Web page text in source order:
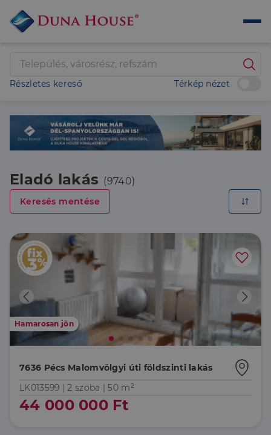
Részletes kereső Térkép nézet
Eladó lakás (9740)
Keresés mentése
Hamarosan jön
7636 Pécs Malomvölgyi úti földszinti lakás
LK013599 |2 szoba | 50 m²
44 000 000 Ft